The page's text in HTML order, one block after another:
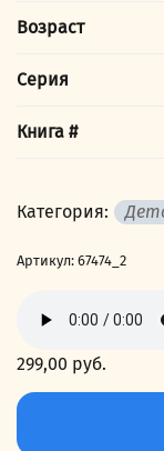
Возраст
Серия
Книга #
Категория:
Артикул: 67474_2
299,00 руб.
Количество
Рэсси